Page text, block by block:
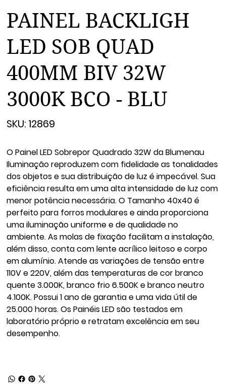
PAINEL BACKLIGH
LED SOB QUAD
400MM BIV 32W
3000K BCO - BLU
SKU:
12869
12869
O Painel LED Sobrepor Quadrado 32W da Blumenau
Iluminação reproduzem com fidelidade as tonalidades
dos objetos e sua distribuição de luz é impecável. Sua
eficiência resulta em uma alta intensidade de luz com
menor potência necessária. O Tamanho 40x40 é
perfeito para forros modulares e ainda proporciona
uma iluminação uniforme e de qualidade no
ambiente. As molas de fixação facilitam a instalação,
além disso, conta com lente acrílico leitoso e corpo
em alumínio. Atende as variações de tensão entre
110V e 220V, além das temperaturas de cor branco
quente 3.000K, branco frio 6.500K e branco neutro
4.100K. Possui 1 ano de garantia e uma vida útil de
25.000 horas. Os Painéis LED são testados em
laboratório próprio e retratam excelência em seu
desempenho.